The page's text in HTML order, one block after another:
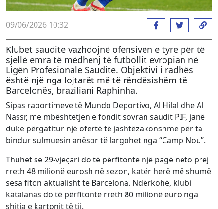
09/06/2026 10:32
Klubet saudite vazhdojnë ofensivën e tyre për të
sjellë emra të mëdhenj të futbollit evropian në
Ligën Profesionale Saudite. Objektivi i radhës
është një nga lojtarët më të rëndësishëm të
Barcelonës, braziliani Raphinha.
Sipas raportimeve të Mundo Deportivo, Al Hilal dhe Al
Nassr, me mbështetjen e fondit sovran saudit PIF, janë
duke përgatitur një ofertë të jashtëzakonshme për ta
bindur sulmuesin anësor të largohet nga “Camp Nou”.
Thuhet se 29-vjeçari do të përfitonte një pagë neto prej
rreth 48 milionë eurosh në sezon, katër herë më shumë
sesa fiton aktualisht te Barcelona. Ndërkohë, klubi
katalanas do të përfitonte rreth 80 milionë euro nga
shitja e kartonit të tij.